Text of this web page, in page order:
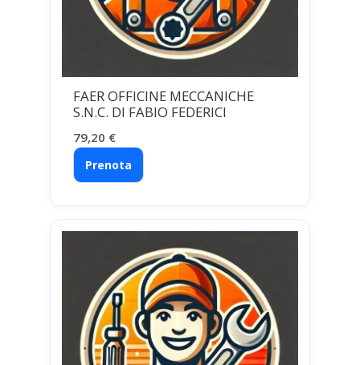
FAER OFFICINE MECCANICHE
S.N.C. DI FABIO FEDERICI
79,20 €
Prenota